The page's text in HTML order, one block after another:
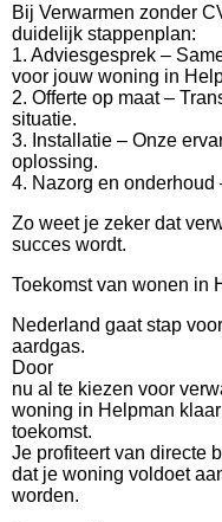
Bij Verwarmen zonder
duidelijk stappenplan:
1. Adviesgesprek –
voor jouw woning in
2. Offerte op maat –
situatie.
3. Installatie – Onze
oplossing.
4. Nazorg en
Zo weet je zeker dat
succes wordt.
Toekomst van wonen in
Nederland gaat stap
aardgas.
Door
nu al te kiezen voor
woning in Helpman
toekomst.
Je profiteert van directe
dat je woning voldoet
worden.